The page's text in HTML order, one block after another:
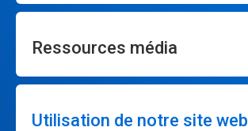
Ressources média
Utilisation de notre site web